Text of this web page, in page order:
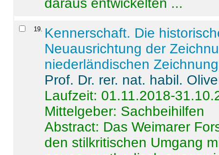
daraus entwickelten ...
19
Kennerschaft. Die
Neuausrichtung der
niederländischen
Prof. Dr. rer. nat. habil.
Laufzeit: 01.11.2018-
Mittelgeber: Sachbeihilfen
Abstract: Das Weimarer
den stilkritischen Umgang